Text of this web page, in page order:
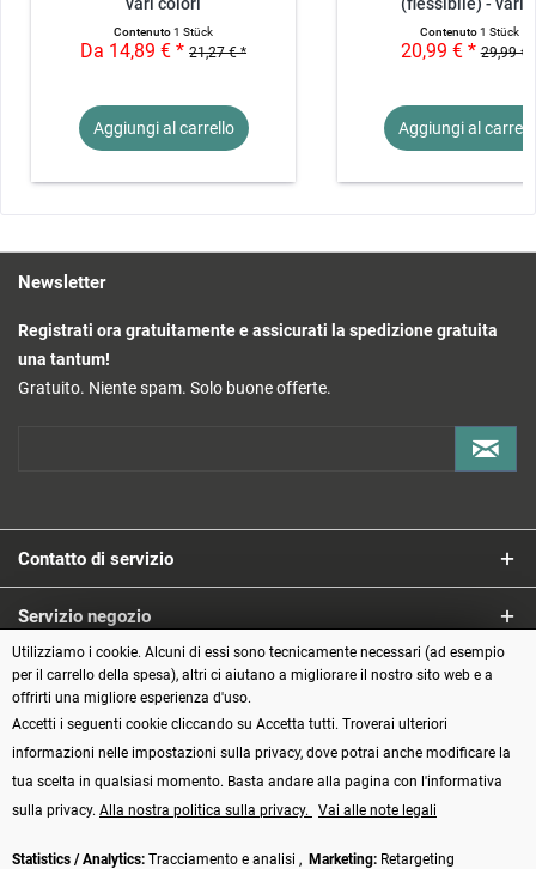
Contenuto1 Stück
Da 14,89 € * 21,27 € *
Aggiungi al carrello
Contenuto1 Stück
20,99 € * 29,99 €
Aggiungi al
Newsletter
Registrati ora gratuitamente e assicurati la spedizione gratuita
una tantum!
Gratuito. Niente spam. Solo buone offerte.
Contatto di servizio
Servizio negozio
Informazioni
Metodi di pagamento
Utilizziamo i cookie. Alcuni di essi sono tecnicamente necessari (ad esempio
per il carrello della spesa), altri ci aiutano a migliorare il nostro sito web e a
offrirti una migliore esperienza d'uso.
Accetti i seguenti cookie cliccando su Accetta tutti. Troverai ulteriori
informazioni nelle impostazioni sulla privacy, dove potrai anche modificare la
tua scelta in qualsiasi momento. Basta andare alla pagina con l'informativa
sulla privacy. Alla nostra politica sulla privacy. Vai alle note legali
Statistics / Analytics: Tracciamento e analisi , Marketing: Retargeting